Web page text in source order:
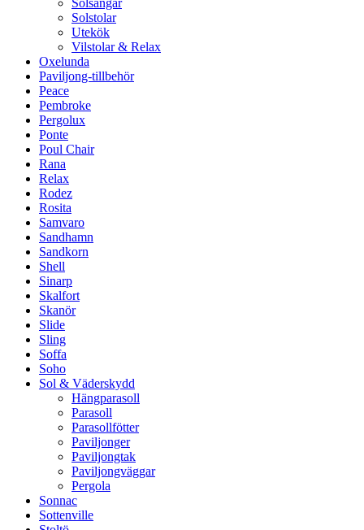
Solsängar
Solstolar
Utekök
Vilstolar & Relax
Oxelunda
Paviljong-tillbehör
Peace
Pembroke
Pergolux
Ponte
Poul Chair
Rana
Relax
Rodez
Rosita
Samvaro
Sandhamn
Sandkorn
Shell
Sinarp
Skalfort
Skanör
Slide
Sling
Soffa
Soho
Sol & Väderskydd
Hängparasoll
Parasoll
Parasollfötter
Paviljonger
Paviljongtak
Paviljongväggar
Pergola
Sonnac
Sottenville